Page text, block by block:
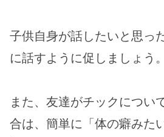
子供自身が話したいと思っ
に話すように促しましょう。
また、友達がチックについ
合は、簡単に「体の癖みた